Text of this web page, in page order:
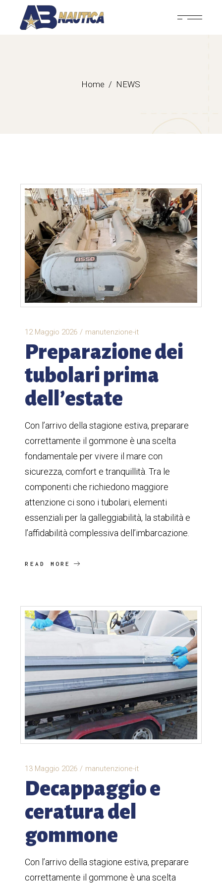
Home NEWS
12 Maggio 2026 manutenzione-it
Preparazione dei
tubolari prima
dell’estate
Con l’arrivo della stagione estiva, preparare
correttamente il gommone è una scelta
fondamentale per vivere il mare con
sicurezza, comfort e tranquillità. Tra le
componenti che richiedono maggiore
attenzione ci sono i tubolari, elementi
essenziali per la galleggiabilità, la stabilità e
l’affidabilità complessiva dell’imbarcazione.
READ MORE
13 Maggio 2026 manutenzione-it
Decappaggio e
ceratura del
gommone
Con l’arrivo della stagione estiva, preparare
correttamente il gommone è una scelta